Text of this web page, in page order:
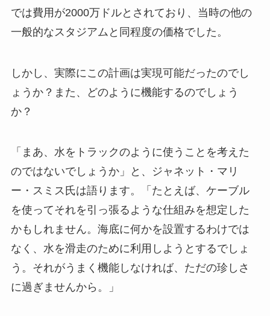
では費用が2000万ドルとされており、当時の他の
一般的なスタジアムと同程度の価格でした。
しかし、実際にこの計画は実現可能だったのでし
ょうか？また、どのように機能するのでしょう
か？
「まあ、水をトラックのように使うことを考えた
のではないでしょうか」と、ジャネット・マリ
ー・スミス氏は語ります。「たとえば、ケーブル
を使ってそれを引っ張るような仕組みを想定した
かもしれません。海底に何かを設置するわけでは
なく、水を滑走のために利用しようとするでしょ
う。それがうまく機能しなければ、ただの珍しさ
に過ぎませんから。」